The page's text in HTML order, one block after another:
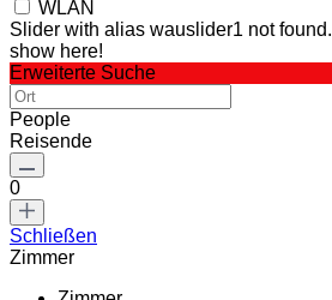
WLAN
Slider with alias wauslider1 not found.
show here!
Erweiterte Suche
People
Reisende
0
Schließen
Zimmer